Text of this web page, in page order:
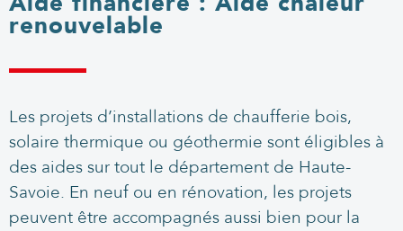
renouvelable
Les projets d’installations de chaufferie bois,
solaire thermique ou géothermie sont éligibles à
des aides sur tout le département de Haute-
Savoie. En neuf ou en rénovation, les projets
peuvent être accompagnés aussi bien pour la